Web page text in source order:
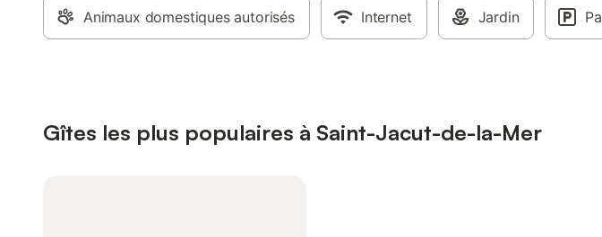
Animaux domestiques autorisés Internet Jardin
Gîtes les plus populaires à Saint-Jacut-de-la-Mer